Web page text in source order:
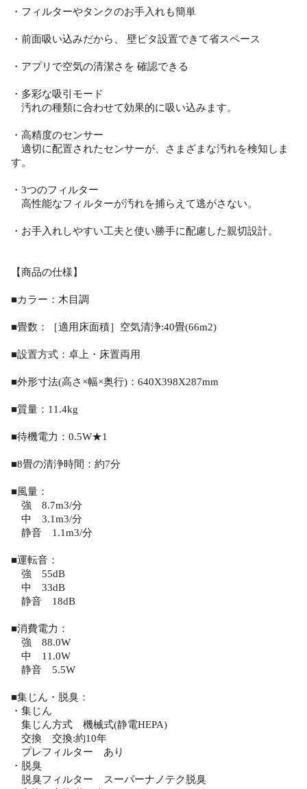
・フィルターやタンクのお手入れも簡単
・前面吸い込みだから、 壁ピタ設置できて省スペース
・アプリで空気の清潔さを 確認できる
・多彩な吸引モード
汚れの種類に合わせて効果的に吸い込みます。
・高精度のセンサー
適切に配置されたセンサーが、さまざまな汚れを検知しま
す。
・3つのフィルター
高性能なフィルターが汚れを捕らえて逃がさない。
・お手入れしやすい工夫と使い勝手に配慮した親切設計。
【商品の仕様】
■カラー：木目調
■畳数：［適用床面積］空気清浄:40畳(66m2)
■設置方式：卓上・床置両用
■外形寸法(高さ×幅×奥行)：640X398X287mm
■質量：11.4kg
■待機電力：0.5W★1
■8畳の清浄時間：約7分
■風量：
強 8.7m3/分
中 3.1m3/分
静音 1.1m3/分
■運転音：
強 55dB
中 33dB
静音 18dB
■消費電力：
強 88.0W
中 11.0W
静音 5.5W
■集じん・脱臭：
・集じん
集じん方式 機械式(静電HEPA)
交換 交換:約10年
プレフィルター あり
・脱臭
脱臭フィルター スーパーナノテク脱臭